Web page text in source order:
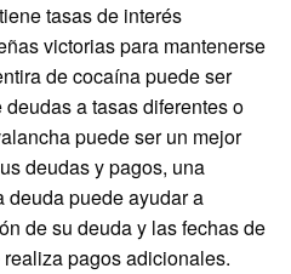
tasas de interés
victorias para mantenerse
de cocaína puede ser
a tasas diferentes o
puede ser un mejor
deudas y pagos, una
deuda puede ayudar a
de su deuda y las fechas de
pagos adicionales.